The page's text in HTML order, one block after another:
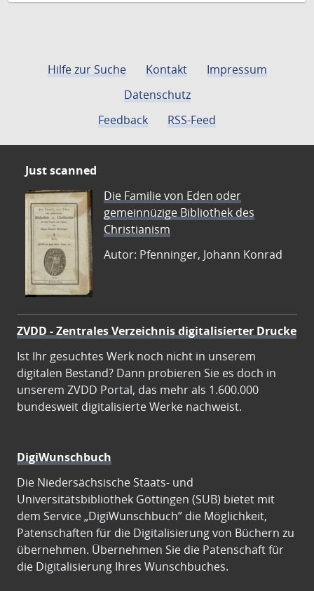
Hilfe zur Suche Kontakt
Impressum
Datenschutz
Feedback
RSS-Feed
Just scanned
Die Familie von Eden oder
gemeinnüzige Bibliothek des
Christianism
Autor: Pfenninger, Johann Konrad
ZVDD - Zentrales Verzeichnis digitalisierter Drucke
Ist Ihr gesuchtes Werk noch nicht in unserem
digitalen Bestand? Dann probieren Sie es doch in
unserem ZVDD Portal, das mehr als 1.600.000
bundesweit digitalisierte Werke nachweist.
DigiWunschbuch
Die Niedersächsische Staats- und
Universitätsbibliothek Göttingen (SUB) bietet mit
dem Service „DigiWunschbuch” die Möglichkeit,
Patenschaften für die Digitalisierung von Büchern zu
übernehmen. Übernehmen Sie die Patenschaft für
die Digitalisierung Ihres Wunschbuches.